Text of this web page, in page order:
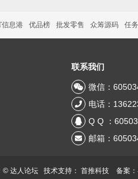
信息港 优品榜 批发零售 众筹源码 任
联系我们
微信：
电话：
Q Q ：
邮箱：
© 达人论坛 技术支持： 首推科技 备案